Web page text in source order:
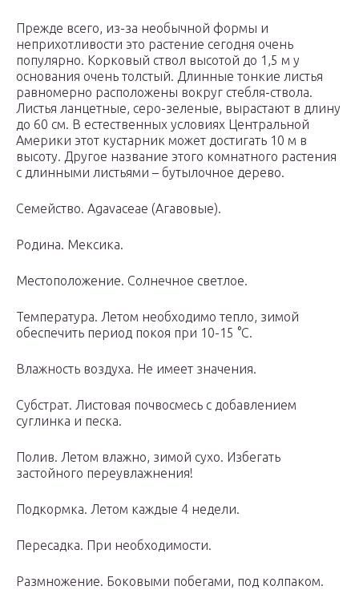
Прежде всего, из-за необычной формы и
неприхотливости это растение сегодня очень
популярно. Корковый ствол высотой до 1,5 м у
основания очень толстый. Длинные тонкие листья
равномерно расположены вокруг стебля-ствола.
Листья ланцетные, серо-зеленые, вырастают в длину
до 60 см. В естественных условиях Центральной
Америки этот кустарник может достигать 10 м в
высоту. Другое название этого комнатного растения
с длинными листьями – бутылочное дерево.
Семейство. Agavaceae (Агавовые).
Родина. Мексика.
Местоположение. Солнечное светлое.
Температура. Летом необходимо тепло, зимой
обеспечить период покоя при 10-15 °С.
Влажность воздуха. Не имеет значения.
Субстрат. Листовая почвосмесь с добавлением
суглинка и песка.
Полив. Летом влажно, зимой сухо. Избегать
застойного переувлажнения!
Подкормка. Летом каждые 4 недели.
Пересадка. При необходимости.
Размножение. Боковыми побегами, под колпаком.